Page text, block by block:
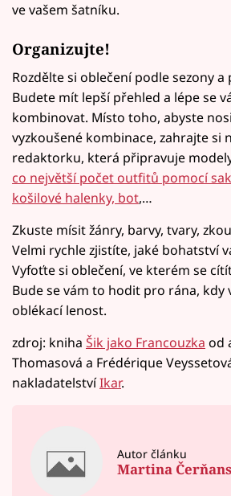
ve vašem šatníku.
Organizujte!
Rozdělte si oblečení podle sezony
Budete mít lepší přehled a lépe se
kombinovat. Místo toho, abyste
vyzkoušené kombinace, zahrajte si
redaktorku, která připravuje
co největší počet outfitů pomocí
košilové halenky, bot,…
Zkuste mísit žánry, barvy, tvary,
Velmi rychle zjistíte, jaké bohatství
Vyfoťte si oblečení, ve kterém se
Bude se vám to hodit pro rána, kdy
oblékací lenost.
zdroj: kniha Šik jako Francouzka od
Thomasová a Frédérique
nakladatelstvíIkar.
Autor článku
Martina